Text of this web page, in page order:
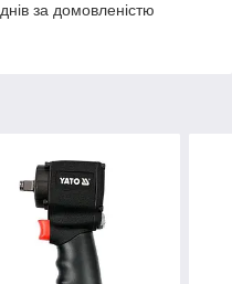
за домовленістю